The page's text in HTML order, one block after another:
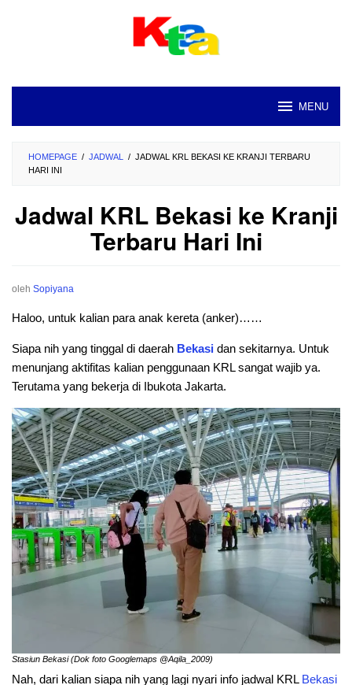
MENU
HOMEPAGE / JADWAL / JADWAL KRL BEKASI KE KRANJI TERBARU
HARI INI
Jadwal KRL Bekasi ke Kranji
Terbaru Hari Ini
oleh Sopiyana
Haloo, untuk kalian para anak kereta (anker)……
Siapa nih yang tinggal di daerah Bekasi dan sekitarnya. Untuk
menunjang aktifitas kalian penggunaan KRL sangat wajib ya.
Terutama yang bekerja di Ibukota Jakarta.
Stasiun Bekasi (Dok foto Googlemaps @Aqila_2009)
Nah, dari kalian siapa nih yang lagi nyari info jadwal KRL Bekasi